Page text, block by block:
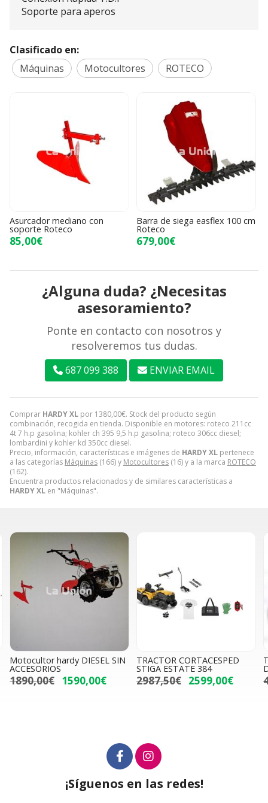
Comprar HARDY XL por 1380,00€. Stock del producto según
combinación, recogida en tienda. Disponible en motores: roteco 211cc
4t 7 h.p gasolina; kohler ch 395 9,5 h.p gasolina; roteco 306cc diesel;
lombardini y kohler kd 350cc diesel.
Precio, información, características e imágenes de HARDY XL pertenece
a las categorías Máquinas (166) y Motocultores (16) y a la marca ROTECO
(162).
Encuentra productos relacionados y de similares características a
HARDY XL en "Máquinas".
Soporte para aperos
Clasificado en:
Máquinas
Motocultores ROTECO
Asurcador mediano con
soporte Roteco
85,00€
Barra de siega easflex 100 cm
Roteco
679,00€
¿Alguna duda? ¿Necesitas
asesoramiento?
Ponte en contacto con nosotros y
resolveremos tus dudas.
687 099 388 ENVIAR EMAIL
Motocultor hardy DIESEL SIN
ACCESORIOS
1890,00€ 1590,00€
TRACTOR CORTACESPED
STIGA ESTATE 384
2987,50€ 2599,00€
¡Síguenos en las redes!